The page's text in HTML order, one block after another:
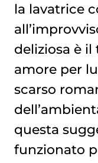
la lavatrice
deliziosa è
amore per
scarso
questa
funzionato